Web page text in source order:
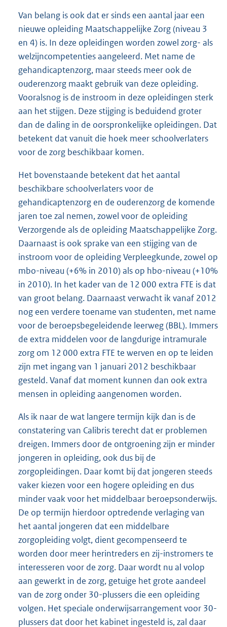
Van belang is ook dat er sinds een aantal jaar een
nieuwe opleiding Maatschappelijke Zorg (niveau 3
en 4) is. In deze opleidingen worden zowel zorg- als
welzijncompetenties aangeleerd. Met name de
gehandicaptenzorg, maar steeds meer ook de
ouderenzorg maakt gebruik van deze opleiding.
Vooralsnog is de instroom in deze opleidingen sterk
aan het stijgen. Deze stijging is beduidend groter
dan de daling in de oorspronkelijke opleidingen. Dat
betekent dat vanuit die hoek meer schoolverlaters
voor de zorg beschikbaar komen.
Het bovenstaande betekent dat het aantal
beschikbare schoolverlaters voor de
gehandicaptenzorg en de ouderenzorg de komende
jaren toe zal nemen, zowel voor de opleiding
Verzorgende als de opleiding Maatschappelijke Zorg.
Daarnaast is ook sprake van een stijging van de
instroom voor de opleiding Verpleegkunde, zowel op
mbo-niveau (+6% in 2010) als op hbo-niveau (+10%
in 2010). In het kader van de 12 000 extra FTE is dat
van groot belang. Daarnaast verwacht ik vanaf 2012
nog een verdere toename van studenten, met name
voor de beroepsbegeleidende leerweg (BBL). Immers
de extra middelen voor de langdurige intramurale
zorg om 12 000 extra FTE te werven en op te leiden
zijn met ingang van 1 januari 2012 beschikbaar
gesteld. Vanaf dat moment kunnen dan ook extra
mensen in opleiding aangenomen worden.
Als ik naar de wat langere termijn kijk dan is de
constatering van Calibris terecht dat er problemen
dreigen. Immers door de ontgroening zijn er minder
jongeren in opleiding, ook dus bij de
zorgopleidingen. Daar komt bij dat jongeren steeds
vaker kiezen voor een hogere opleiding en dus
minder vaak voor het middelbaar beroepsonderwijs.
De op termijn hierdoor optredende verlaging van
het aantal jongeren dat een middelbare
zorgopleiding volgt, dient gecompenseerd te
worden door meer herintreders en zij-instromers te
interesseren voor de zorg. Daar wordt nu al volop
aan gewerkt in de zorg, getuige het grote aandeel
van de zorg onder 30-plussers die een opleiding
volgen. Het speciale onderwijsarrangement voor 30-
plussers dat door het kabinet ingesteld is, zal daar